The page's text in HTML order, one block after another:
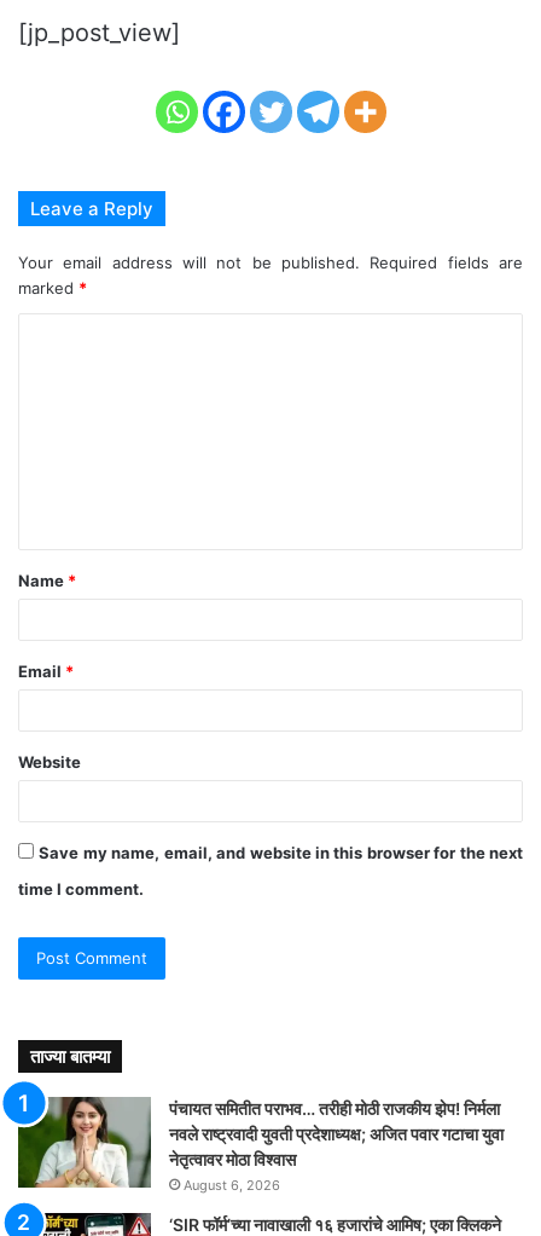
[jp_post_view]
Leave a Reply
Your email address will not be published.
Required fields are
marked *
t
*
Name *
Email *
Website
Save my name, email, and website in this browser for the next
time I comment.
ताज्या बातम्या
पंचायत समितीत पराभव… तरीही मोठी राजकीय झेप! निर्मला
नवले राष्ट्रवादी युवती प्रदेशाध्यक्ष; अजित पवार गटाचा युवा
नेतृत्वावर मोठा विश्वास
August 6, 2026
‘SIR फॉर्म’च्या नावाखाली १६ हजारांचे आमिष; एका क्लिकने